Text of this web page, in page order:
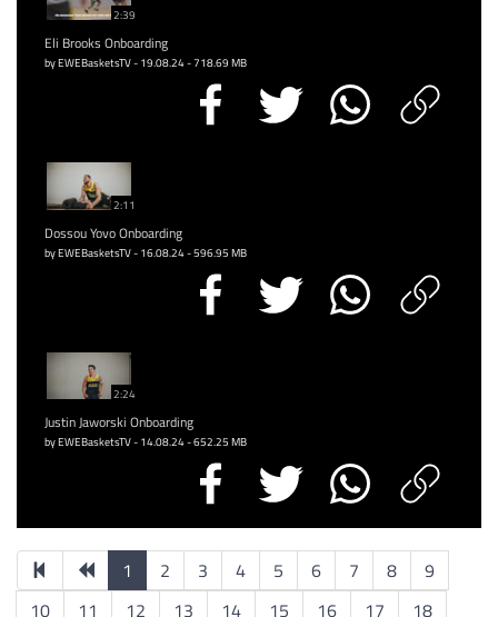
2:39
Eli Brooks Onboarding
by EWEBasketsTV - 19.08.24 - 718.69 MB
2:11
Dossou Yovo Onboarding
by EWEBasketsTV - 16.08.24 - 596.95 MB
2:24
Justin Jaworski Onboarding
by EWEBasketsTV - 14.08.24 - 652.25 MB
1 2 3 4 5 6 7 8
9
10
11 12 13 14 15 16 17 18